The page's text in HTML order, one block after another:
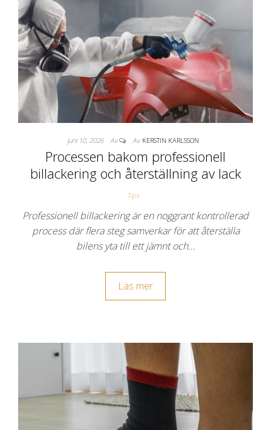
juni 10, 2026 Av Av KERSTIN KARLSSON
Processen bakom professionell
billackering och återställning av lack
Tips
Professionell billackering är en noggrant kontrollerad
process där flera steg samverkar för att återställa
bilens yta till ett jämnt och…
Läs mer